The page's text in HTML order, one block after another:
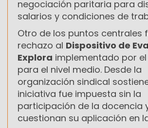
negociación paritaria para
salarios y condiciones de
Otro de los puntos centrales
rechazo al Dispositivo de
Explora implementado por
para el nivel medio. Desde la
organización sindical
iniciativa fue impuesta sin la
participación de la docencia
cuestionan su aplicación en